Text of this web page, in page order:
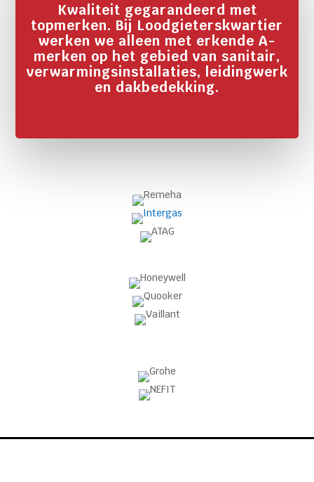
Kwaliteit gegarandeerd met
topmerken. Bij Loodgieterskwartier
werken we alleen met erkende A-
merken op het gebied van sanitair,
verwarmingsinstallaties, leidingwerk
en dakbedekking.